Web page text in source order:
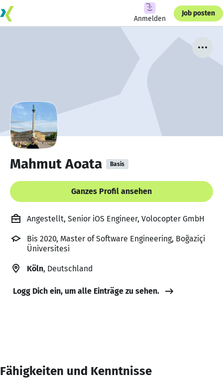
Anmelden
Job posten
Mahmut Aoata Basis
Ganzes Profil ansehen
Angestellt, Senior iOS Engineer, Volocopter GmbH
Bis 2020, Master of Software Engineering, Boğaziçi
Üniversitesi
Köln, Deutschland
Logg Dich ein, um alle Einträge zu sehen.
Fähigkeiten und Kenntnisse